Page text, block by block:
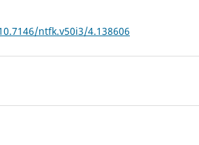
ntfk.v50i3/4.138606